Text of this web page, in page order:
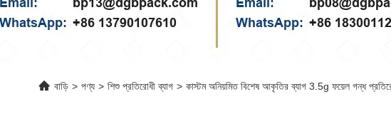
বাড়ি > পণ্য > শিশু প্রতিরোধী ব্যাগ > কাস্টম অনিয়মিত বিশেষ আকৃতির ব্যাগ 3.5g ফয়েল গন্ধ